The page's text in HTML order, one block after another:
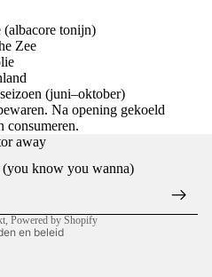
tonijn)
Zee
(juni–oktober)
Na opening gekoeld
consumeren.
away
know you wanna)
, Powered by Shopify
en beleid